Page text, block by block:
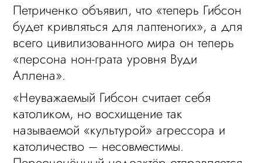
Петриченко объявил, что «теперь Гибсон
будет кривляться для лаптеногих», а для
всего цивилизованного мира он теперь
«персона нон-грата уровня Вуди
Аллена».
«Неуважаемый Гибсон считает себя
католиком, но восхищение так
называемой «культурой» агрессора и
католичество – несовместимы.